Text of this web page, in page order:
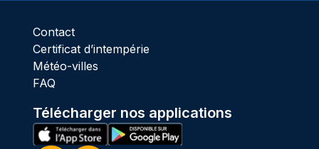
Contact
Certificat d’intempérie
Météo-villes
FAQ
Télécharger nos applications